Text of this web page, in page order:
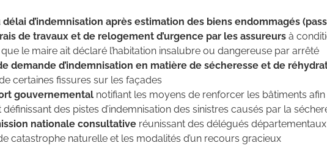
d’indemnisation après estimation des biens endommagés
de travaux et de relogement d’urgence par les assureurs à
le maire ait déclaré l’habitation insalubre ou dangereuse par arrêté
demande d’indemnisation en matière de sécheresse et de
certaines fissures sur les façades
gouvernemental notifiant les moyens de renforcer les bâtiments
des pistes d’indemnisation des sinistres causés par la
nationale consultative réunissant des délégués
catastrophe naturelle et les modalités d’un recours gracieux